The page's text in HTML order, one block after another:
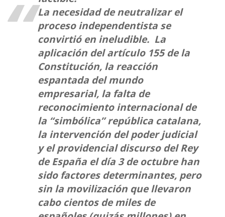
La necesidad de neutralizar el
proceso independentista se
convirtió en ineludible. La
aplicación del artículo 155 de la
Constitución, la reacción
espantada del mundo
empresarial, la falta de
reconocimiento internacional de
la “simbólica” república catalana,
la intervención del poder judicial
y el providencial discurso del Rey
de España el día 3 de octubre han
sido factores determinantes, pero
sin la movilización que llevaron
cabo cientos de miles de